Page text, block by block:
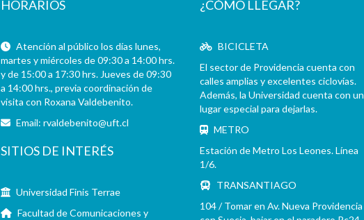
HORARIOS
Atención al público los días lunes,
martes y miércoles de 09:30 a 14:00 hrs.
y de 15:00 a 17:30 hrs. Jueves de 09:30
a 14:00 hrs., previa coordinación de
visita con Roxana Valdebenito.
Email:rvaldebenito@uft.cl
SITIOS DE INTERÉS
Universidad Finis Terrae
Facultad de Comunicaciones y
¿CÓMO LLEGAR?
BICICLETA
El sector de Providencia cuenta con
calles amplias y excelentes ciclovías.
Además, la Universidad cuenta con un
lugar especial para dejarlas.
METRO
Estación de Metro Los Leones. Línea
1/6.
TRANSANTIAGO
104 / Tomar en Av. Nueva Providencia